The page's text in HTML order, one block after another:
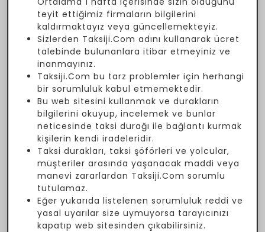
teyit ettiğimiz firmaların bilgilerini
kaldırmaktayız veya güncellemekteyiz.
Sizlerden Taksiji.Com adını kullanarak ücret
talebinde bulunanlara itibar etmeyiniz ve
inanmayınız.
Taksiji.Com bu tarz problemler için herhangi
bir sorumluluk kabul etmemektedir.
Bu web sitesini kullanmak ve durakların
bilgilerini okuyup, incelemek ve bunlar
neticesinde taksi durağı ile bağlantı kurmak
kişilerin kendi iradeleridir.
Taksi durakları, taksi şöförleri ve yolcular,
müşteriler arasında yaşanacak maddi veya
manevi zararlardan Taksiji.Com sorumlu
tutulamaz.
Eğer yukarıda listelenen sorumluluk reddi ve
yasal uyarılar size uymuyorsa tarayıcınızı
kapatıp web sitesinden çıkabilirsiniz.